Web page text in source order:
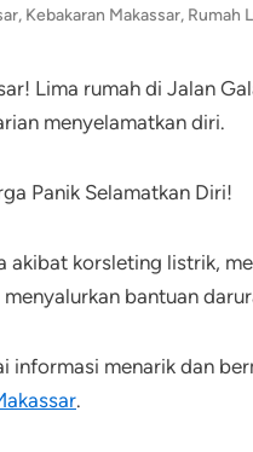
, Kebakaran Makassar, Rumah
Lima rumah di Jalan
menyelamatkan diri.
akibat korsleting listrik,
menyalurkan bantuan
informasi menarik dan
.